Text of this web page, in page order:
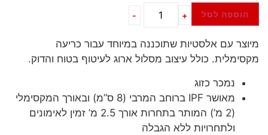
+
- הוספה לסל
מיוצר עם אלסטיות שתוכננה במיוחד עבור כריעה
מקסימלית. כולל עיצוב מסלול ארוג לעיטוף בטוח והדוק.
נמכר כזוג
מאושר IPF ברוחב המרבי (8 ס”מ) ובאורך המקסימלי
(2 מ’) המותר בתחרות אורך 2.5 מ’ זמין לאימונים
ולתחרויות ללא הגבלה